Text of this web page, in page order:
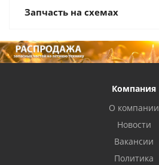
Запчасть на схемах
Компания
О компании
Новости
Вакансии
Политика